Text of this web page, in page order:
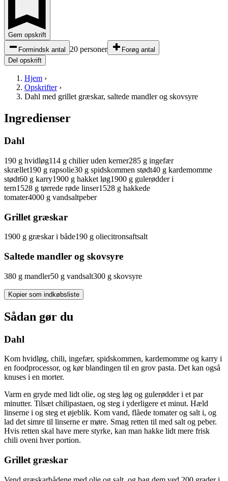
Gem opskrift
Formindsk antal
20 personer
Forøg antal
Del opskrift
Hjem ›
Opskrifter›
Dahl med grillet græskar, saltede mandler og skovsyre
Ingredienser
Dahl
190 g hvidløg114 g chilier uden kerner285 g ingefær
skrællet190 g rapsolie30 g spidskommen stødt40 g kardemomme
stødt60 g karry1900 g hakket løg1900 g gulerødder i
tern1528 g tørrede røde linser1528 g hakkede
tomater4000 g vandsaltpeber
Grillet græskar
1900 g græskar i både190 g oliecitronsaftsalt
Saltede mandler og skovsyre
380 g mandler50 g vandsalt300 g skovsyre
Kopier som indkøbsliste
Sådan gør du
Dahl
Kom hvidløg, chili, ingefær, spidskommen, kardemomme og karry i
en foodprocessor, og kør blandingen til en grov pasta. Det kan også
knuses i en morter.
Varm en gryde med lidt olie, og steg løg og gulerødder i et par
minutter. Tilsæt chilipastaen, og steg i yderligere et minut. Hæld
linserne i og steg et øjeblik. Kom vand, flåede tomater og salt i, og
lad det simre til linserne er møre. Smag retten til med salt og peber.
Hvis retten skal have mere styrke, kan man hakke lidt mere frisk
chili oveni hver portion.
Grillet græskar